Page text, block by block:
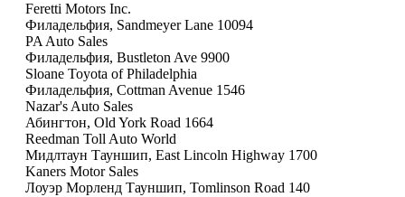
Feretti Motors Inc.
Филадельфия, Sandmeyer Lane 10094
PA Auto Sales
Филадельфия, Bustleton Ave 9900
Sloane Toyota of Philadelphia
Филадельфия, Cottman Avenue 1546
Nazar's Auto Sales
Абингтон, Old York Road 1664
Reedman Toll Auto World
Мидлтаун Тауншип, East Lincoln Highway 1700
Kaners Motor Sales
Лоуэр Морленд Тауншип, Tomlinson Road 140